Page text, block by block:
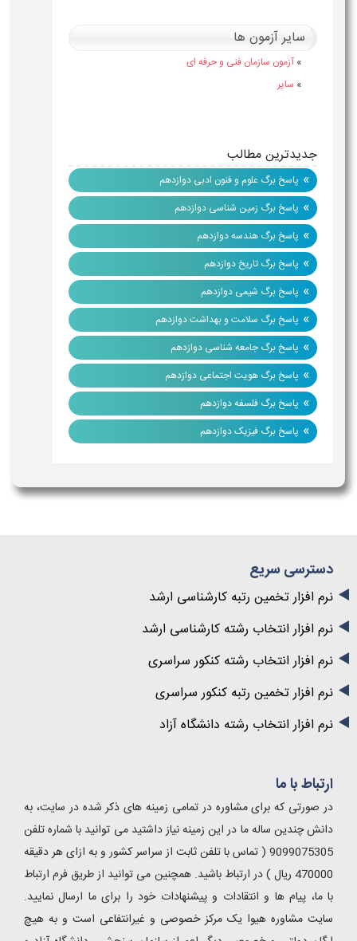
سایر آزمون ها
» آزمون سازمان فنی و حرفه ای
» سایر
جدیدترین مطالب
» پاسخ برگ علوم و فنون ادبی دوازدهم
» پاسخ برگ زمین شناسی دوازدهم
» پاسخ برگ هندسه دوازدهم
» پاسخ برگ تاریخ دوازدهم
» پاسخ برگ شیمی دوازدهم
» پاسخ برگ سلامت و بهداشت دوازدهم
» پاسخ برگ جامعه شناسی دوازدهم
» پاسخ برگ هویت اجتماعی دوازدهم
» پاسخ برگ فلسفه دوازدهم
» پاسخ برگ فیزیک دوازدهم
دسترسی سریع
نرم افزار تخمین رتبه کارشناسی ارشد
نرم افزار انتخاب رشته کارشناسی ارشد
نرم افزار انتخاب رشته کنکور سراسری
نرم افزار تخمین رتبه کنکور سراسری
نرم افزار انتخاب رشته دانشگاه آزاد
ارتباط با ما
در صورتی که برای مشاوره در تمامی زمینه های ذکر شده در سایت، به
دانش چندین ساله ما در این زمینه نیاز داشتید می توانید با شماره تلفن
9099075305 ( تماس با تلفن ثابت از سراسر کشور و به ازای هر دقیقه
470000 ریال ) در ارتباط باشید. همچنین می توانید از طریق فرم ارتباط
با ما، پیام ها و انتقادات و پیشنهادات خود را برای ما ارسال نمایید.
سایت مشاوره هیوا یک مرکز خصوصی و غیرانتفاعی است و به هیچ